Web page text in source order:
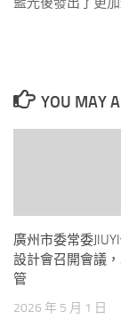
YOU MAY
廣州市委常委
設計會召開會議
管
2026 年 5 月 1 日